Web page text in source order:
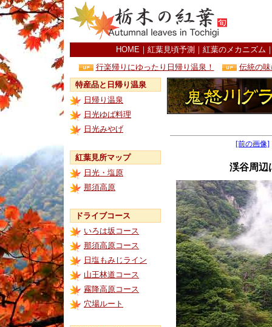
HOME ｜ 紅葉見頃予測 ｜ 紅葉のメカニズム
行楽帰りにゆったり日帰り温泉！
伝統の
特産品と日帰り温泉
日帰り温泉
日光ゆば料理
日光みやげ
紅葉見所マップ
日光・塩原
那須高原
ドライブコース
いろは坂コース
那須高原コース
日塩もみじライン
山王林道コース
霧降高原コース
穴場ルート
[前の画像]
渓谷周辺